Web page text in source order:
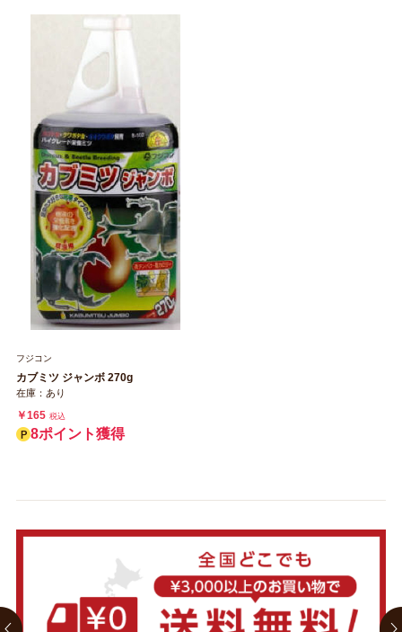
フジコン
カブミツ ジャンボ 270g
在庫：あり
￥165 税込
8ポイント獲得